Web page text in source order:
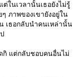
ต่ในเวลานั้นเธอยังไม่รู้
ภาพของเขายังอยู่ใน
เธอกลับนำคนเหล่านั้น
กิ แต่กลับชอบคนอื่นไม่